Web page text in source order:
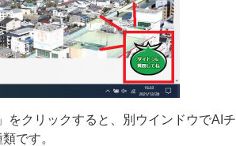
クリックすると、別ウインドウでAI
です。